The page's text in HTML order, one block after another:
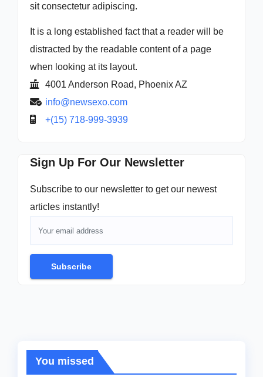
sit consectetur adipiscing.
It is a long established fact that a reader will be
distracted by the readable content of a page
when looking at its layout.
4001 Anderson Road, Phoenix AZ
info@newsexo.com
+(15) 718-999-3939
Sign Up For Our Newsletter
Subscribe to our newsletter to get our newest
articles instantly!
Subscribe
You missed